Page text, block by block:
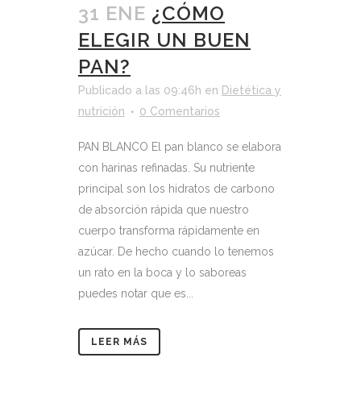
31 ENE ¿CÓMO
ELEGIR UN BUEN
PAN?
Publicado a las 09:46h en Dietética y
nutrición
0 Comentarios
PAN BLANCO El pan blanco se elabora
con harinas refinadas. Su nutriente
principal son los hidratos de carbono
de absorción rápida que nuestro
cuerpo transforma rápidamente en
azúcar. De hecho cuando lo tenemos
un rato en la boca y lo saboreas
puedes notar que es...
LEER MÁS